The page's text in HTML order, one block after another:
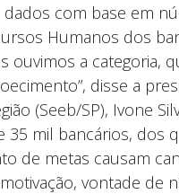
com base em
Humanos dos
ouvimos a categoria,
disse a
(Seeb/SP), Ivone
mil bancários, dos
de metas causam
vontade de